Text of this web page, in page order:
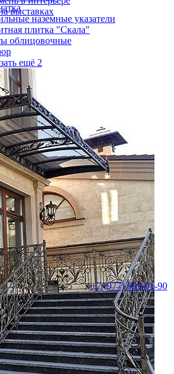
наземные указатели
плитка "Скала"
облицовочные
ещё 2
выставках
+7 (977) 699-01-90